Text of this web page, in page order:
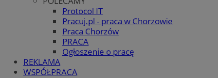
Protocol IT
Pracuj.pl - praca w Chorzowie
Praca Chorzów
PRACA
Ogłoszenie o pracę
REKLAMA
WSPÓŁPRACA